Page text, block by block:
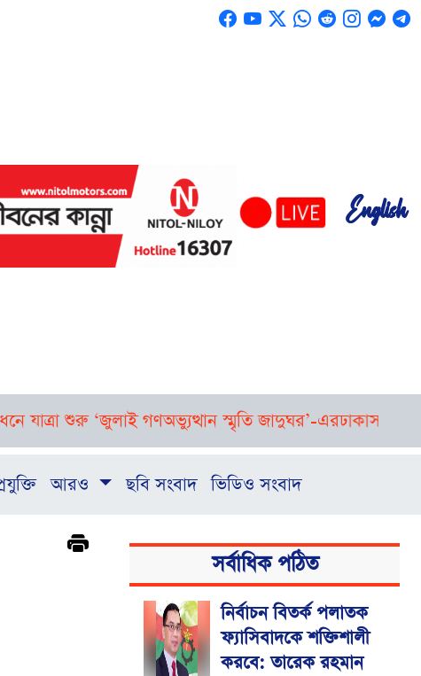
English
শুরু ‘জুলাই গণঅভ্যুত্থান স্মৃতি জাদুঘর’-এরঢাকাসহ দেশের
আরও ছবি সংবাদ ভিডিও সংবাদ
সর্বাধিক পঠিত
নির্বাচন বিতর্ক পলাতক
ফ্যাসিবাদকে শক্তিশালী
করবে: তারেক রহমান